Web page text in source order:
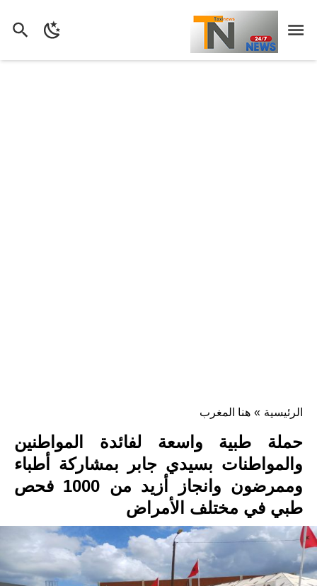
الرئيسية » هنا المغرب
حملة طبية واسعة لفائدة المواطنين
والمواطنات بسيدي جابر بمشاركة أطباء
وممرضون وانجاز أزيد من 1000 فحص
طبي في مختلف الأمراض